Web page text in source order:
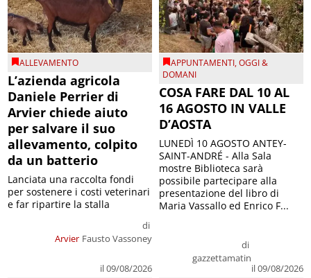
ALLEVAMENTO
L’azienda agricola
Daniele Perrier di
Arvier chiede aiuto
per salvare il suo
allevamento, colpito
da un batterio
Arvier
di
Fausto Vassoney
il 09/08/2026
Lanciata una raccolta fondi
per sostenere i costi veterinari
e far ripartire la stalla
APPUNTAMENTI,OGGI &
DOMANI
COSA FARE DAL 10 AL
16 AGOSTO IN VALLE
D’AOSTA
di
gazzettamatin
il 09/08/2026
LUNEDÌ 10 AGOSTO ANTEY-
SAINT-ANDRÉ - Alla Sala
mostre Biblioteca sarà
possibile partecipare alla
presentazione del libro di
Maria Vassallo ed Enrico F...